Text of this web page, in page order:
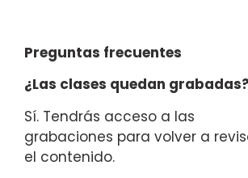
Preguntas frecuentes
¿Las clases quedan grabadas?
Sí. Tendrás acceso a las
grabaciones para volver a
el contenido.